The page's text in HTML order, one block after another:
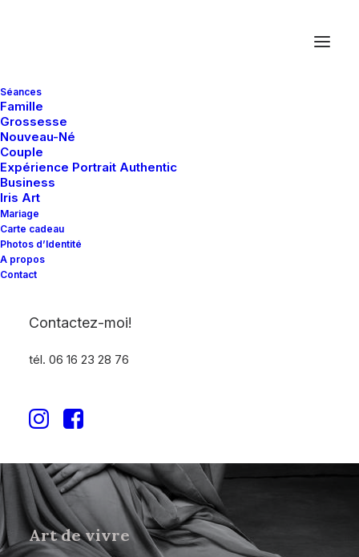
Séances
Famille
Grossesse
Nouveau-Né
Couple
Expérience Portrait Authentic
Business
Iris Art
Mariage
Carte cadeau
Photos d’Identité
A propos
Contact
Contactez-moi!
tél. 06 16 23 28 76
Art de vivre